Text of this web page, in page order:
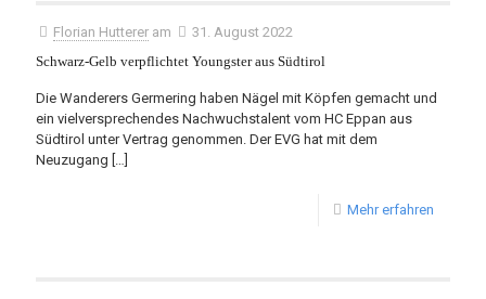
Florian Hutterer am
31. August 2022
Schwarz-Gelb verpflichtet Youngster aus Südtirol
Die Wanderers Germering haben Nägel mit Köpfen gemacht und
ein vielversprechendes Nachwuchstalent vom HC Eppan aus
Südtirol unter Vertrag genommen. Der EVG hat mit dem
Neuzugang […]
Mehr erfahren